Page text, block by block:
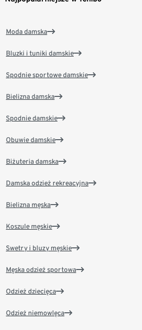
Moda damska
Bluzki i tuniki damskie
Spodnie sportowe damskie
Bielizna damska
Spodnie damskie
Obuwie damskie
Biżuteria damska
Damska odzież rekreacyjna
Bielizna męska
Koszule męskie
Swetry i bluzy męskie
Męska odzież sportowa
Odzież dziecięca
Odzież niemowlęca